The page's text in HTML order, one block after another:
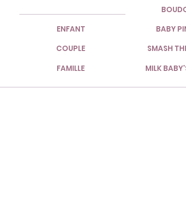
ENFANT
COUPLE
FAMILLE
BABY
SMASH
MILK